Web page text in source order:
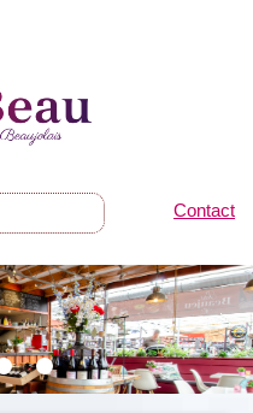
Contact